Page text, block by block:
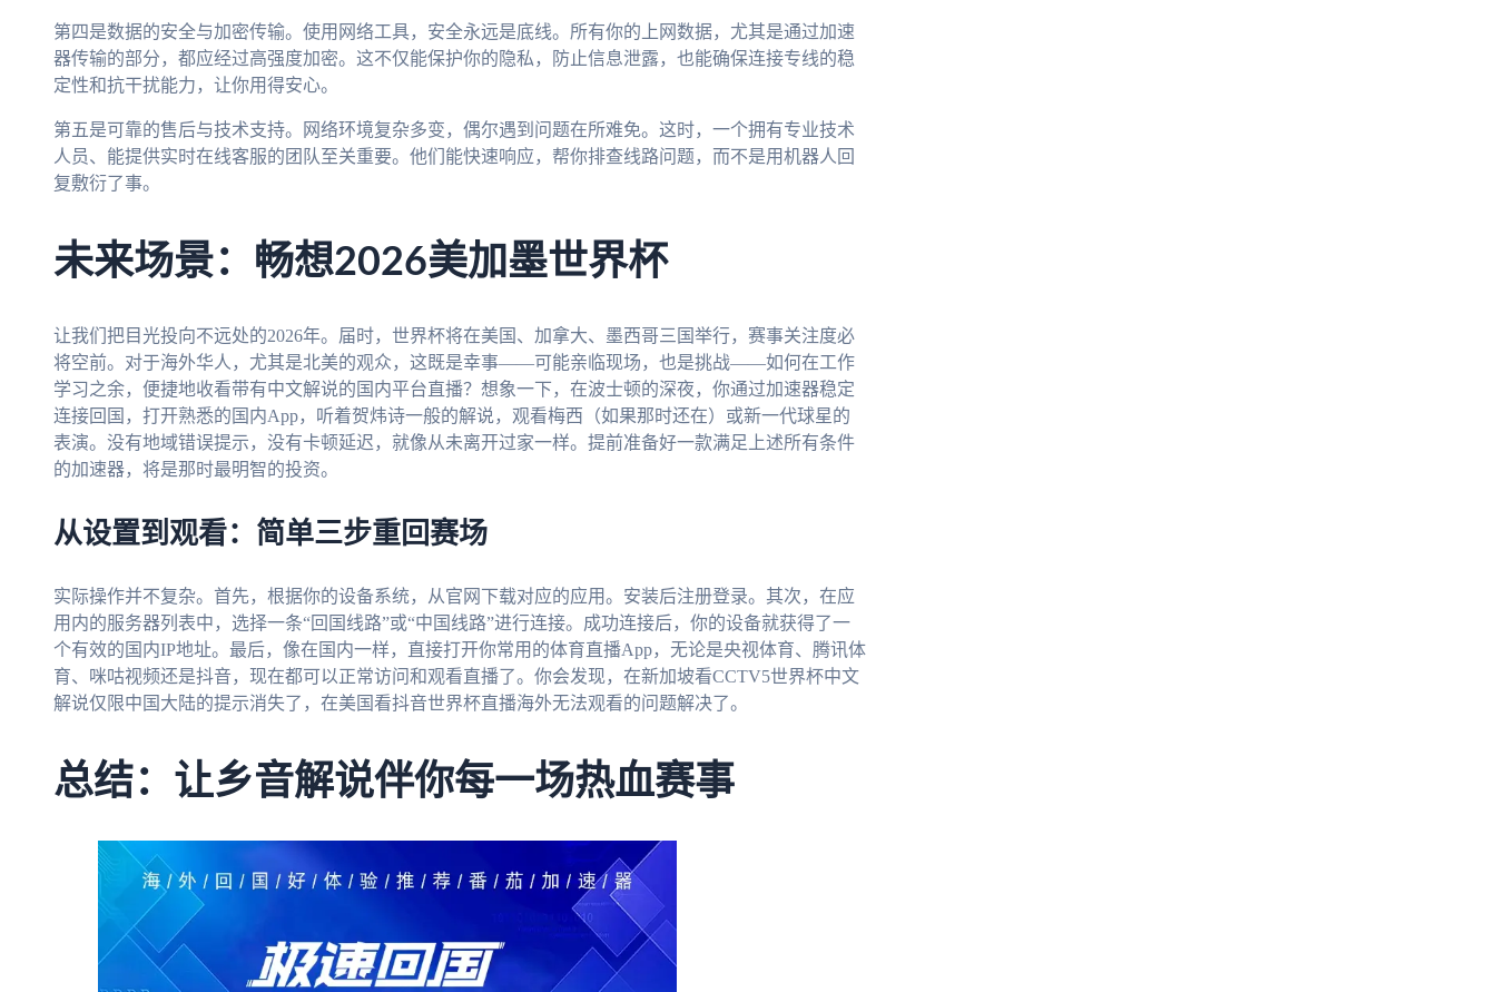
第四是数据的安全与加密传输。使用网络工具，安全永远是底线。所有你的上网数据，尤其是通过加速
器传输的部分，都应经过高强度加密。这不仅能保护你的隐私，防止信息泄露，也能确保连接专线的稳
定性和抗干扰能力，让你用得安心。
第五是可靠的售后与技术支持。网络环境复杂多变，偶尔遇到问题在所难免。这时，一个拥有专业技术
人员、能提供实时在线客服的团队至关重要。他们能快速响应，帮你排查线路问题，而不是用机器人回
复敷衍了事。
未来场景：畅想2026美加墨世界杯
让我们把目光投向不远处的2026年。届时，世界杯将在美国、加拿大、墨西哥三国举行，赛事关注度必
将空前。对于海外华人，尤其是北美的观众，这既是幸事——可能亲临现场，也是挑战——如何在工作
学习之余，便捷地收看带有中文解说的国内平台直播？想象一下，在波士顿的深夜，你通过加速器稳定
连接回国，打开熟悉的国内App，听着贺炜诗一般的解说，观看梅西（如果那时还在）或新一代球星的
表演。没有地域错误提示，没有卡顿延迟，就像从未离开过家一样。提前准备好一款满足上述所有条件
的加速器，将是那时最明智的投资。
从设置到观看：简单三步重回赛场
实际操作并不复杂。首先，根据你的设备系统，从官网下载对应的应用。安装后注册登录。其次，在应
用内的服务器列表中，选择一条“回国线路”或“中国线路”进行连接。成功连接后，你的设备就获得了一
个有效的国内IP地址。最后，像在国内一样，直接打开你常用的体育直播App，无论是央视体育、腾讯体
育、咪咕视频还是抖音，现在都可以正常访问和观看直播了。你会发现，在新加坡看CCTV5世界杯中文
解说仅限中国大陆的提示消失了，在美国看抖音世界杯直播海外无法观看的问题解决了。
总结：让乡音解说伴你每一场热血赛事